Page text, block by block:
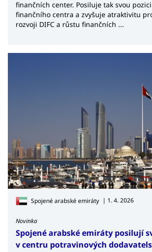
finančních center. Posiluje tak svou
finančního centra a zvyšuje atraktivitu
rozvoji DIFC a růstu finančních ...
Spojené arabské emiráty | 1. 4. 2026
Novinka
Spojené arabské emiráty posilují
v centru potravinových